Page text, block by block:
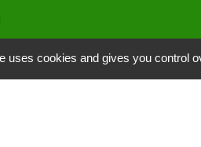
- Politique de confidentialité
uses cookies and gives you control